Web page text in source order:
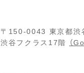
〒150-0043 東京都渋
渋谷フクラス17階
（